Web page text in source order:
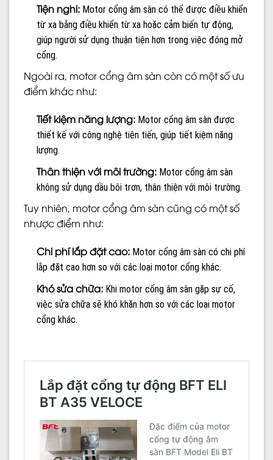
Tiện nghi:Motor cổng âm sàn có thể được điều khiển
từ xa bằng điều khiển từ xa hoặc cảm biến tự động,
giúp người sử dụng thuận tiện hơn trong việc đóng mở
cổng.
Ngoài ra, motor cổng âm sàn còn có một số ưu
điểm khác như:
Tiết kiệm năng lượng:Motor cổng âm sàn được
thiết kế với công nghệ tiên tiến, giúp tiết kiệm năng
lượng.
Thân thiện với môi trường:Motor cổng âm sàn
không sử dụng dầu bôi trơn, thân thiện với môi trường.
Tuy nhiên, motor cổng âm sàn cũng có một số
nhược điểm như:
Chi phí lắp đặt cao:Motor cổng âm sàn có chi phí
lắp đặt cao hơn so với các loại motor cổng khác.
Khó sửa chữa:Khi motor cổng âm sàn gặp sự cố,
việc sửa chữa sẽ khó khăn hơn so với các loại motor
cổng khác.